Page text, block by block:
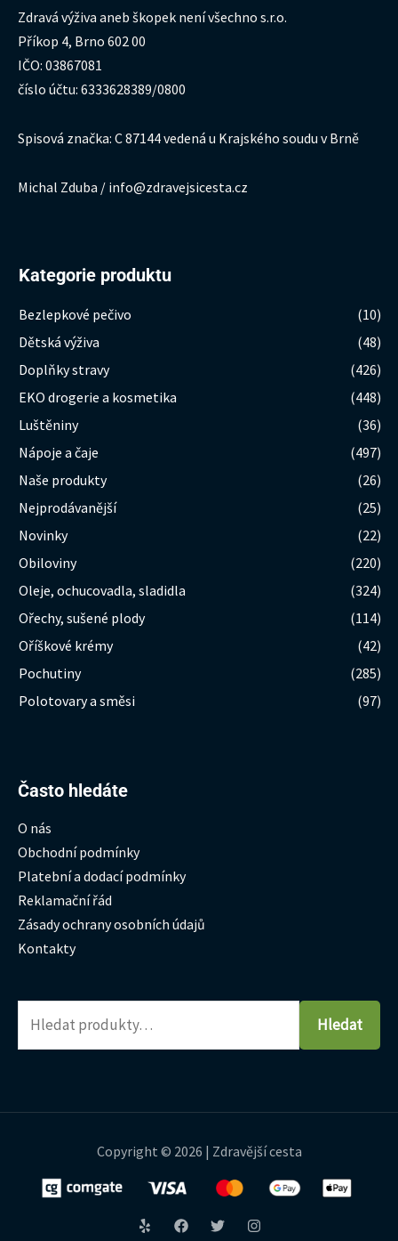
Zdravá výživa aneb škopek není všechno s.r.o.
Příkop 4, Brno 602 00
IČO: 03867081
číslo účtu: 6333628389/0800
Spisová značka: C 87144 vedená u Krajského soudu v Brně
Michal Zduba / info@zdravejsicesta.cz
Kategorie produktu
Bezlepkové pečivo
(10)
Dětská výživa
(48)
Doplňky stravy
(426)
EKO drogerie a kosmetika
(448)
Luštěniny
(36)
Nápoje a čaje
(497)
Naše produkty
(26)
Nejprodávanější
(25)
Novinky
(22)
Obiloviny
(220)
Oleje, ochucovadla, sladidla
(324)
Ořechy, sušené plody
(114)
Oříškové krémy
(42)
Pochutiny
(285)
Polotovary a směsi
(97)
Často hledáte
O nás
Obchodní podmínky
Platební a dodací podmínky
Reklamační řád
Zásady ochrany osobních údajů
Kontakty
Hledat:
Hledat
Copyright © 2026 | Zdravější cesta